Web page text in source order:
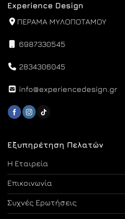
Εξυπηρέτηση Πελατών
Η Εταιρεία
Επικοινωνία
Συχνές Ερωτήσεις
Experience Design
ΠΕΡΑΜΑ ΜΥΛΟΠΟΤΑΜΟΥ
6987330545
2834306045
info@experiencedesign.gr